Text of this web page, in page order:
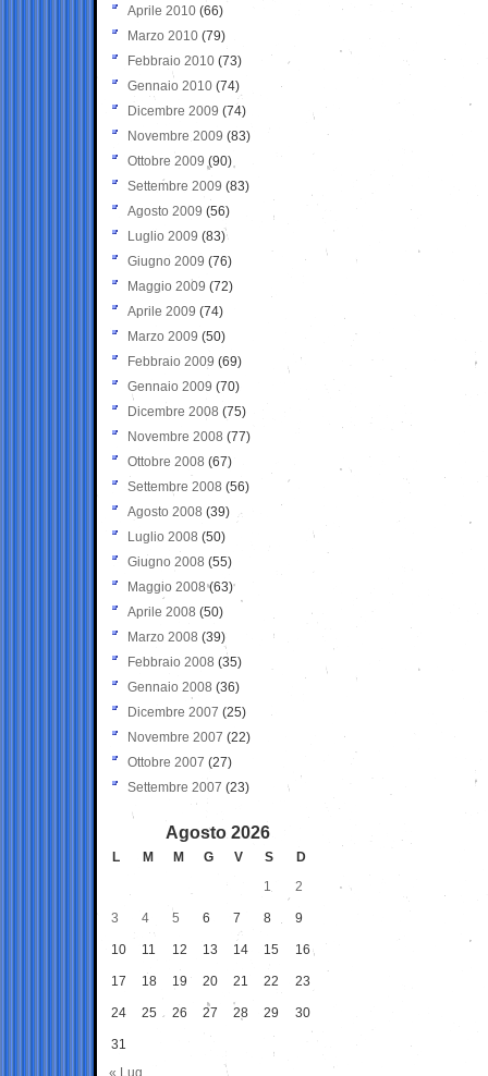
Aprile 2010 (66)
Marzo 2010 (79)
Febbraio 2010 (73)
Gennaio 2010 (74)
Dicembre 2009 (74)
Novembre 2009 (83)
Ottobre 2009 (90)
Settembre 2009 (83)
Agosto 2009 (56)
Luglio 2009 (83)
Giugno 2009 (76)
Maggio 2009 (72)
Aprile 2009 (74)
Marzo 2009 (50)
Febbraio 2009 (69)
Gennaio 2009 (70)
Dicembre 2008 (75)
Novembre 2008 (77)
Ottobre 2008 (67)
Settembre 2008 (56)
Agosto 2008 (39)
Luglio 2008 (50)
Giugno 2008 (55)
Maggio 2008(63)
Aprile 2008 (50)
Marzo 2008 (39)
Febbraio 2008 (35)
Gennaio 2008 (36)
Dicembre 2007 (25)
Novembre 2007 (22)
Ottobre 2007 (27)
Settembre 2007 (23)
Agosto 2026
L M M G V S
D
1
2
3 4 5 6 7 8 9
10 11 12 13 14 15 16
17 18 19 20 21 22 23
24 25 26 27 28 29 30
31
« Lug